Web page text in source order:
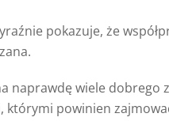
pokazuje, że
naprawdę wiele
którymi powinien